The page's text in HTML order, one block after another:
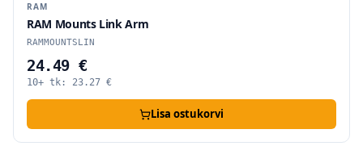
RAM
RAM Mounts Link Arm
RAMMOUNTSLIN
24.49 €
10+ tk: 23.27 €
Lisa ostukorvi